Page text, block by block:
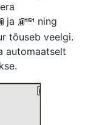
ja M ning
tõuseb veelgi.
automaatselt